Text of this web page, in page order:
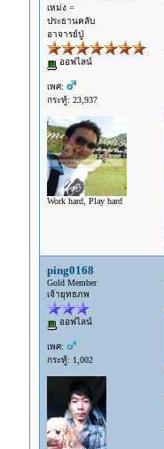
เหม่ง =
ประธานคลับ
อาจารย์ปู่
ออฟไลน์
เพศ:
กระทู้: 23,937
Work hard, Play hard
ping0168
Gold Member
เจ้ายุทธภพ
ออฟไลน์
เพศ:
กระทู้: 1,002